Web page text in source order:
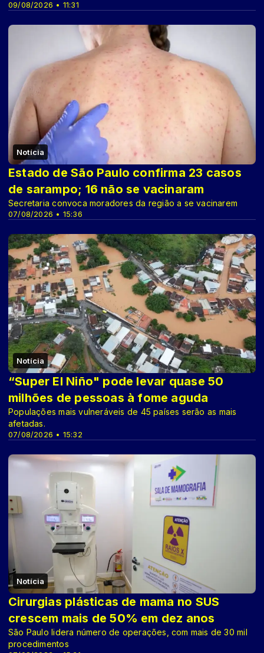
09/08/2026 • 11:31
Notícia
07/08/2026 • 15:36
Estado de São Paulo confirma 23 casos
de sarampo; 16 não se vacinaram
Secretaria convoca moradores da região a se vacinarem
Notícia
07/08/2026 • 15:32
“Super El Niño" pode levar quase 50
milhões de pessoas à fome aguda
Populações mais vulneráveis de 45 países serão as mais
afetadas.
Notícia
Cirurgias plásticas de mama no SUS
crescem mais de 50% em dez anos
São Paulo lidera número de operações, com mais de 30 mil
procedimentos